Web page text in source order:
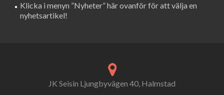
Klicka i menyn ”Nyheter” här ovanför för att välja en
nyhetsartikel!
JK Seisin Ljungbyvägen 40, Halmstad